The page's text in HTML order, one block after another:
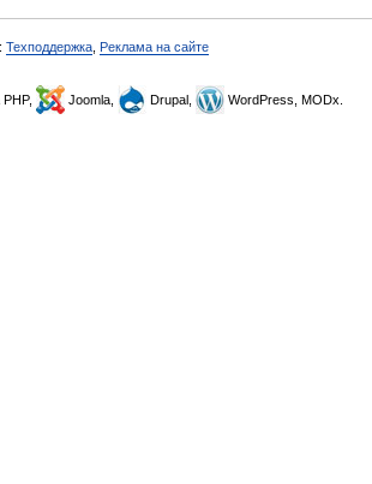
Техподдержка Реклама на сайте
Joomla, Drupal, WordPress, MODx.